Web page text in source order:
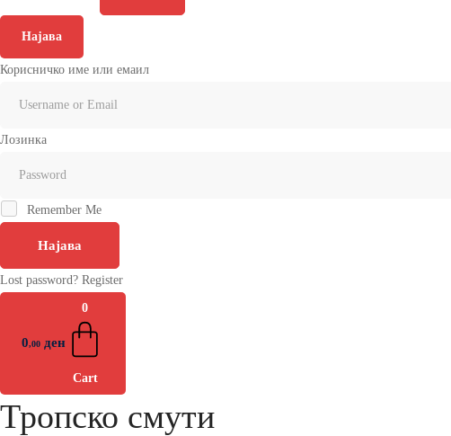
Најава
Корисничко име или емаил
Лозинка
Remember Me
Најава
Lost password? Register
0,00 ден
0
Cart
Тропско смути